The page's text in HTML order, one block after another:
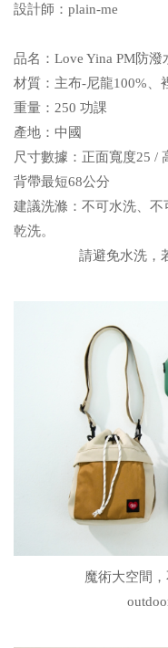
設計師： plain-me
品名：Love Yina PM防潑
材質：主布-尼龍100% 、
重量：250 功課
產地：中國
尺寸數據：正面寬度25 /
背帶最短68公分
建議洗滌：不可水洗、
乾洗。
請避免水洗，若有
魔術大空間